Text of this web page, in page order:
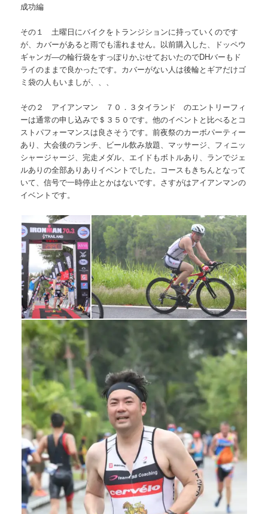
成功編
その１ 土曜日にバイクをトランジションに持っていくのです
が、カバーがあると雨でも濡れません。以前購入した、ドッペウ
ギャンガ―の輪行袋をすっぽりかぶせておいたのでDHバーもド
ライのままで良かったです。カバーがない人は後輪とギアだけゴ
ミ袋の人もいましが、、、
その２ アイアンマン ７０．３タイランド のエントリーフィ
ーは通常の申し込みで＄３５０です。他のイベントと比べるとコ
ストパフォーマンスは良さそうです。前夜祭のカーボパーティー
あり、大会後のランチ、ビール飲み放題、マッサージ、フィニッ
シャージャージ、完走メダル、エイドもボトルあり、ランでジェ
ルありの全部ありありイベントでした。コースもきちんとなって
いて、信号で一時停止とかはないです。さすがはアイアンマンの
イベントです。